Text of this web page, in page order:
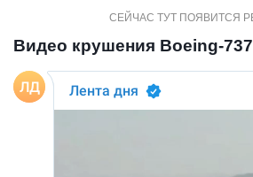
Видео крушения Boeing-737